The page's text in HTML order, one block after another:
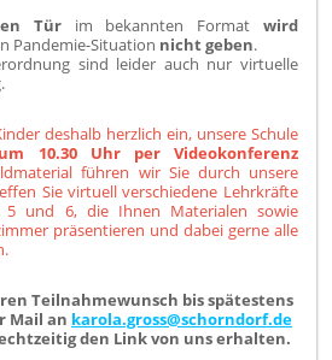
Tür im bekannten Format wird
Pandemie-Situation nicht geben.
sind leider auch nur virtuelle
.
deshalb herzlich ein, unsere Schule
10.30 Uhr per Videokonferenz
führen wir Sie durch unsere
Sie virtuell verschiedene Lehrkräfte
5 und 6, die Ihnen Materialen sowie
präsentieren und dabei gerne alle
Teilnahmewunsch bis spätestens
Mail an karola.gross@schorndorf.de
den Link von uns erhalten.